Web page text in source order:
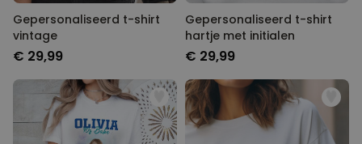
Gepersonaliseerd t-shirt
vintage
€ 29,99
Gepersonaliseerd t-shirt
hartje met initialen
€ 29,99